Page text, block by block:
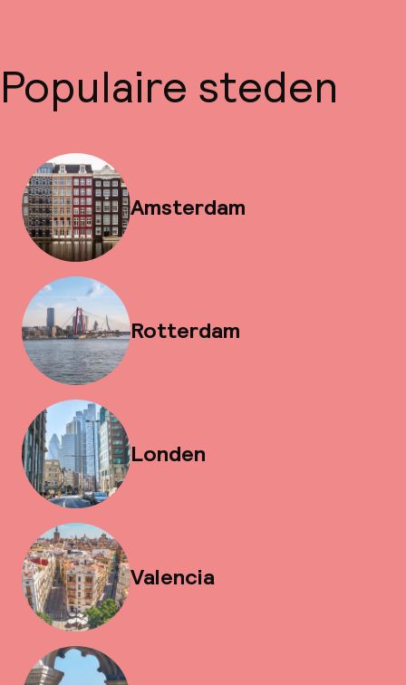
Populaire steden
Amsterdam
Rotterdam
Londen
Valencia